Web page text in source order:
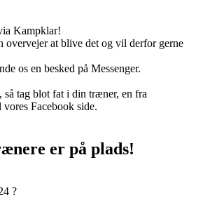
Kampklar!
overvejer at blive det og vil derfor gerne
os en besked på Messenger.
så tag blot fat i din træner, en fra
Facebook side.
er på plads!
?